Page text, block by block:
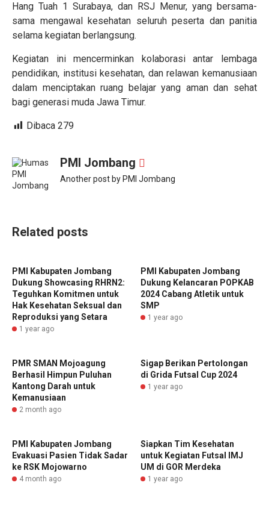
Hang Tuah 1 Surabaya, dan RSJ Menur, yang bersama-
sama mengawal kesehatan seluruh peserta dan panitia
selama kegiatan berlangsung.
Kegiatan ini mencerminkan kolaborasi antar lembaga
pendidikan, institusi kesehatan, dan relawan kemanusiaan
dalam menciptakan ruang belajar yang aman dan sehat
bagi generasi muda Jawa Timur.
Dibaca 279
PMI Jombang
Another post by PMI Jombang
Related posts
PMI Kabupaten Jombang
Dukung Showcasing RHRN2:
Teguhkan Komitmen untuk
Hak Kesehatan Seksual dan
Reproduksi yang Setara
1 year ago
PMI Kabupaten Jombang
Dukung Kelancaran POPKAB
2024 Cabang Atletik untuk
SMP
1 year ago
PMR SMAN Mojoagung
Berhasil Himpun Puluhan
Kantong Darah untuk
Kemanusiaan
2 month ago
Sigap Berikan Pertolongan
di Grida Futsal Cup 2024
1 year ago
PMI Kabupaten Jombang
Evakuasi Pasien Tidak Sadar
ke RSK Mojowarno
4 month ago
Siapkan Tim Kesehatan
untuk Kegiatan Futsal IMJ
UM di GOR Merdeka
1 year ago